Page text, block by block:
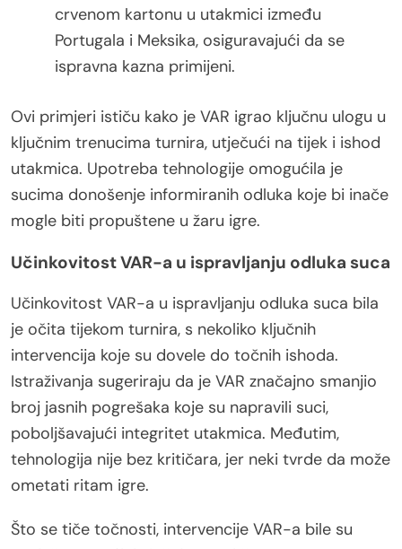
crvenom kartonu u utakmici između
Portugala i Meksika, osiguravajući da se
ispravna kazna primijeni.
Ovi primjeri ističu kako je VAR igrao ključnu ulogu u
ključnim trenucima turnira, utječući na tijek i ishod
utakmica. Upotreba tehnologije omogućila je
sucima donošenje informiranih odluka koje bi inače
mogle biti propuštene u žaru igre.
Učinkovitost VAR-a u ispravljanju odluka suca
Učinkovitost VAR-a u ispravljanju odluka suca bila
je očita tijekom turnira, s nekoliko ključnih
intervencija koje su dovele do točnih ishoda.
Istraživanja sugeriraju da je VAR značajno smanjio
broj jasnih pogrešaka koje su napravili suci,
poboljšavajući integritet utakmica. Međutim,
tehnologija nije bez kritičara, jer neki tvrde da može
ometati ritam igre.
Što se tiče točnosti, intervencije VAR-a bile su